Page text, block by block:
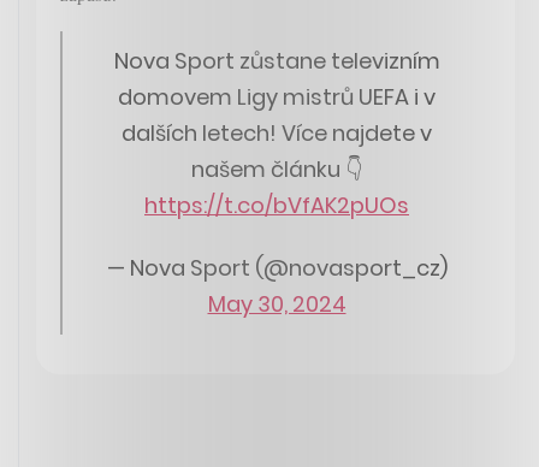
Nova Sport zůstane televizním
domovem Ligy mistrů UEFA i v
dalších letech! Více najdete v
našem článku 👇
https://t.co/bVfAK2pUOs
— Nova Sport (@novasport_cz)
May 30, 2024